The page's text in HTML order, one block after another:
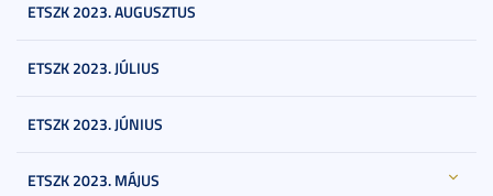
ETSZK 2023. AUGUSZTUS
ETSZK 2023. JÚLIUS
ETSZK 2023. JÚNIUS
ETSZK 2023. MÁJUS